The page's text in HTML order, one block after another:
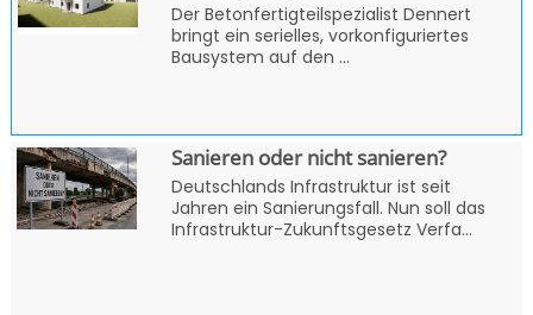
Der Betonfertigteilspezialist Dennert
bringt ein serielles, vorkonfiguriertes
Bausystem auf den ...
Sanieren oder nicht sanieren?
Deutschlands Infrastruktur ist seit
Jahren ein Sanierungsfall. Nun soll das
Infrastruktur-Zukunftsgesetz Verfa...